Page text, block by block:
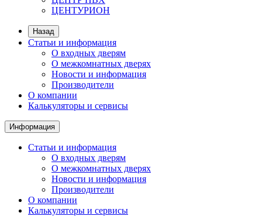
ЦЕНТУРИОН
Назад
Статьи и информация
О входных дверям
О межкомнатных дверях
Новости и информация
Производители
О компании
Калькуляторы и сервисы
Информация
Статьи и информация
О входных дверям
О межкомнатных дверях
Новости и информация
Производители
О компании
Калькуляторы и сервисы